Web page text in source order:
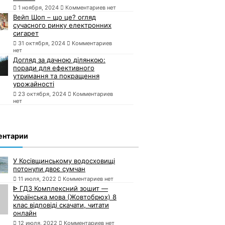
1 ноября, 2024 Комментариев нет
Вейп Шоп – що це? огляд
сучасного ринку електронних
сигарет
31 октября, 2024
Комментариев
нет
Догляд за дачною ділянкою:
поради для ефективного
утримання та покращення
урожайності
23 октября, 2024
Комментариев
нет
У Косівщинському водосховищі
потонули двоє сумчан
11 июля, 2022 Комментариев нет
ᐈ ГДЗ Комплексний зошит —
Українська мова (Жовтобрюх) 8
клас відповіді скачати, читати
онлайн
12 июля, 2022 Комментариев нет